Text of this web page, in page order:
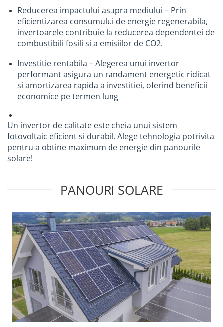
Cabluri si conductori
Aparataje
Scule si dispozitive de lucru
Scule si echipamente pentru
constructii
Dispozitive pentru tevi
lemnului
Masini de gaurit si insurubat
Polizoare
Compresoare de aer
Generatoare de curent electric
Instrumente de masura
Unelte si scule de mana
Organizare si depozitare scule
Lize si carucioare
Prevenirea si stingerea incendiilor
Coliere
Hidranti exteriori si vane
Reducerea impactului asupra mediului – Prin
eficientizarea consumului de energie regenerabila,
invertoarele contribuie la reducerea dependentei de
combustibili fosili si a emisiilor de CO2.
Investitie rentabila – Alegerea unui invertor
performant asigura un randament energetic ridicat
si amortizarea rapida a investitiei, oferind beneficii
economice pe termen lung
Un invertor de calitate este cheia unui sistem
fotovoltaic eficient si durabil. Alege tehnologia potrivita
pentru a obtine maximum de energie din panourile
solare!
PANOURI SOLARE